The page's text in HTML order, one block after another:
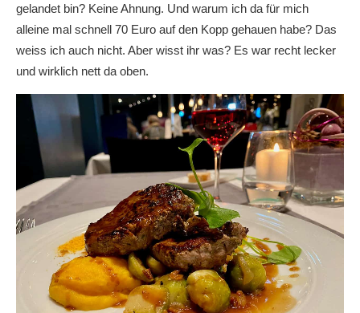
gelandet bin? Keine Ahnung. Und warum ich da für mich
alleine mal schnell 70 Euro auf den Kopp gehauen habe? Das
weiss ich auch nicht. Aber wisst ihr was? Es war recht lecker
und wirklich nett da oben.